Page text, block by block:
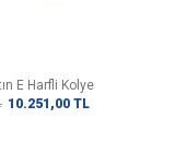
E Harfli Kolye
10.251,00 TL